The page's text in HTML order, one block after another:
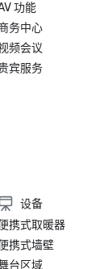
功能
务中心
频会议
宾服务
设备
携式取暖器
携式墙壁
台区域